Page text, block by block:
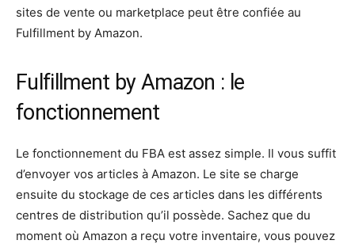
sites de vente ou marketplace peut être confiée au
Fulfillment by Amazon.
Fulfillment by Amazon : le
fonctionnement
Le fonctionnement du FBA est assez simple. Il vous suffit
d’envoyer vos articles à Amazon. Le site se charge
ensuite du stockage de ces articles dans les différents
centres de distribution qu’il possède. Sachez que du
moment où Amazon a reçu votre inventaire, vous pouvez